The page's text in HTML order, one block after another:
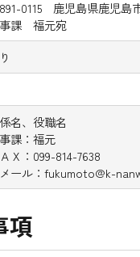
0115 鹿児島県鹿児島
事課 福元宛
名、役職名
課：福元
Ｘ：099-814-7638
ール：fukumoto@k-
項